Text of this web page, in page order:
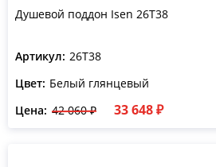
Душевой поддон Isen 26T38
Артикул: 26T38
Цвет: Белый глянцевый
Цена: 42 060 ₽ 33 648 ₽